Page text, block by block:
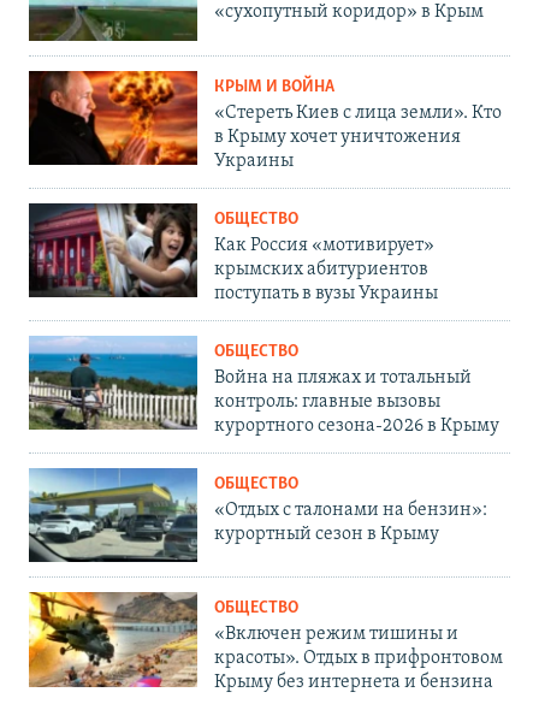
«сухопутный коридор» в Крым
КРЫМ И ВОЙНА
«Стереть Киев с лица земли». Кто
в Крыму хочет уничтожения
Украины
ОБЩЕСТВО
Как Россия «мотивирует»
крымских абитуриентов
поступать в вузы Украины
ОБЩЕСТВО
Война на пляжах и тотальный
контроль: главные вызовы
курортного сезона-2026 в Крыму
ОБЩЕСТВО
«Отдых с талонами на бензин»:
курортный сезон в Крыму
ОБЩЕСТВО
«Включен режим тишины и
красоты». Отдых в прифронтовом
Крыму без интернета и бензина